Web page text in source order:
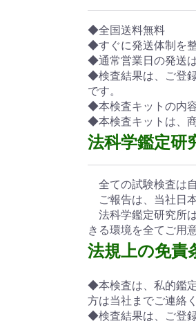
◆全国送料無料
◆すぐに発送体制を
◆通常営業日の発送
◆検査結果は、ご登
です。
◆本検査キットの内
◆本検査キットは、
法科学鑑定研
全ての試験検査は
ご報告は、当社日
法科学鑑定研究所
きる環境を全てご用
法規上の免責
◆本検査は、私的鑑
方は当社までご連絡
◆検査結果は、ご登